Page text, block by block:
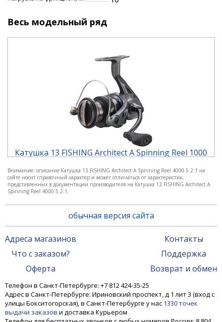
Весь модельный ряд
Катушка 13 FISHING Architect A Spinning Reel 1000
6 890 ₽
Внимание: описание Катушка 13 FISHING Architect A Spinning Reel 4000 5.2:1 на
сайте носит справочный характер и может отличаться от характеристик,
представленных в документации производителя на Катушка 13 FISHING Architect A
Spinning Reel 4000 5.2:1.
обычная версия сайта
Адреса магазинов
Что с заказом?
Оферта
Контакты
Поддержка
Возврат и обмен
Телефон в Санкт-Петербурге: +7 812 424-35-25
Адрес в Санкт-Петербурге: Ириновский проспект, д 1 лит 3 (вход с
улицы Бокситогорская), в Санкт-Петербурге у нас 1330 точек
выдачи заказов и доставка Курьером